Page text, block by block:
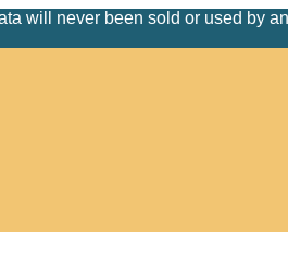
will never been sold or used by